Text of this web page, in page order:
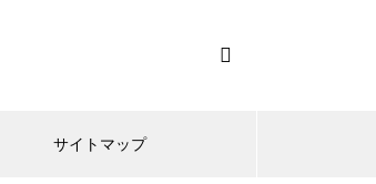
サイトマップ